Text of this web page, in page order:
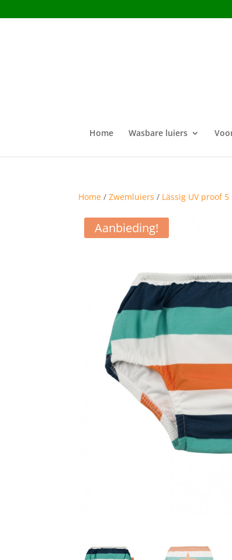
Home Wasbare luiers
Home /Zwemluiers / Lässig UV proof
Aanbieding!